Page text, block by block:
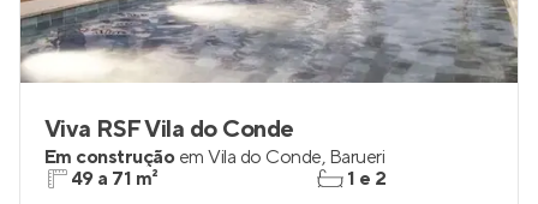
Viva RSF Vila do Conde
Em construção em Vila do Conde, Barueri
49 a 71 m²
1 e 2